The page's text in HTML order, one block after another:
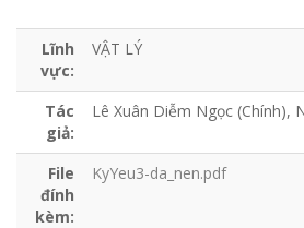
Lĩnh
vực:
VẬT LÝ
Tác
giả:
Lê Xuân Diễm Ngọc (Chính),
File
đính
kèm:
KyYeu3-da_nen.pdf